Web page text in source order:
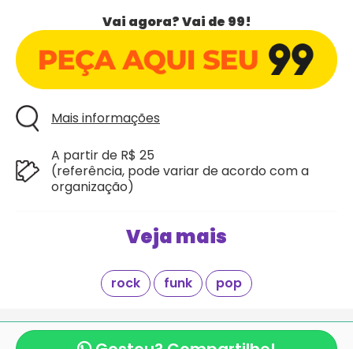
Vai agora? Vai de 99!
Mais informações
A partir de R$ 25
(referência, pode variar de acordo com a
organização)
Veja mais
rock funk pop
Giraí é mais um projeto criado com
pela equipe
mexeri.ca
eBlocos de Rua.com.